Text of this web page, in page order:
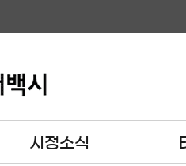
시정소식